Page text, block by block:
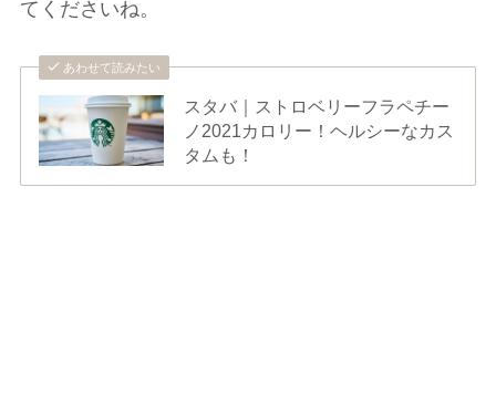
てくださいね。
あわせて読みたい
スタバ｜ストロベリーフラペチー
ノ2021カロリー！ヘルシーなカス
タムも！